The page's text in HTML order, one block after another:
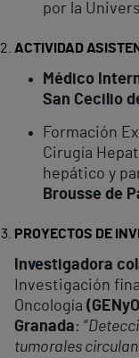
por la
ACTIVIDAD
Médico
San Cecilio
Formación
Cirugía
hepático y
Brousse de
PROYECTOS DE
Investigadora
Investigación
Oncología
Granada: “
tumorales